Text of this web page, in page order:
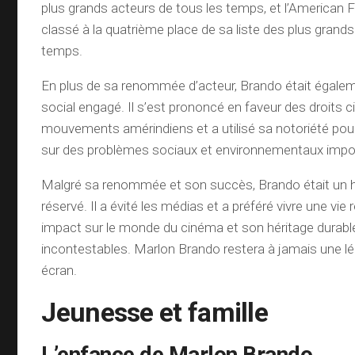
plus grands acteurs de tous les temps, et l’American
classé à la quatrième place de sa liste des plus
temps.
En plus de sa renommée d’acteur, Brando était
social engagé. Il s’est prononcé en faveur des droits
mouvements amérindiens et a utilisé sa notoriété
sur des problèmes sociaux et environnementaux
Malgré sa renommée et son succès, Brando était un
réservé. Il a évité les médias et a préféré vivre une vie
impact sur le monde du cinéma et son héritage
incontestables. Marlon Brando restera à jamais une
écran.
Jeunesse et famille